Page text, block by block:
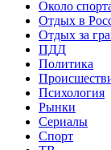
Около
Отдых в
Отдых за
ПДД
Политика
Психология
Рынки
Сериалы
Спорт